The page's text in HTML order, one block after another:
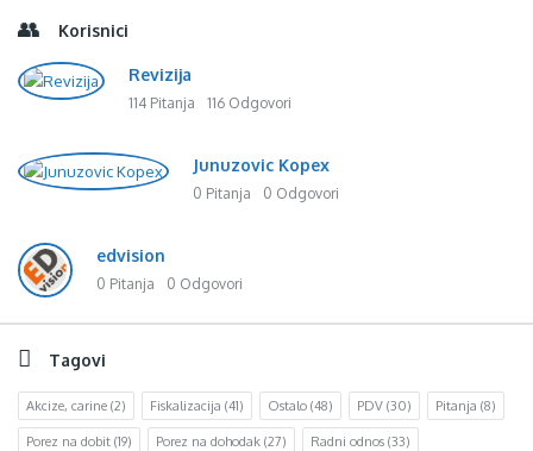
Korisnici
Revizija
114 Pitanja 116 Odgovori
Junuzovic Kopex
0 Pitanja 0 Odgovori
edvision
0 Pitanja 0 Odgovori
Tagovi
Akcize, carine (2) Fiskalizacija (41) Ostalo (48) PDV (30) Pitanja (8)
Porez na dobit (19) Porez na dohodak (27) Radni odnos (33)